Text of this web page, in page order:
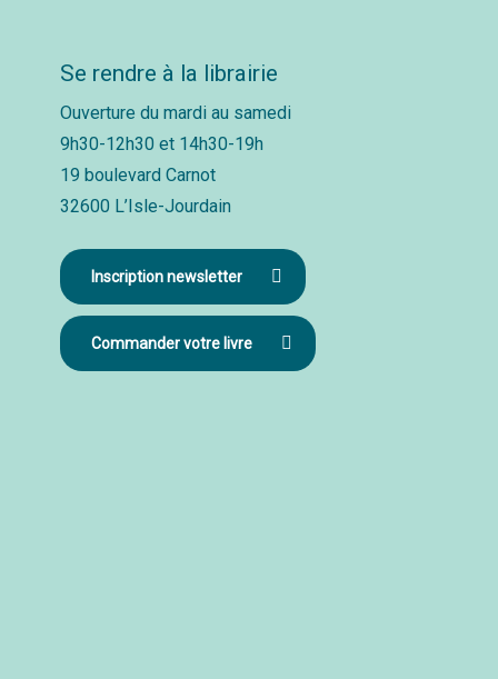
Se rendre à la librairie
Ouverture du mardi au samedi
9h30-12h30 et 14h30-19h
19 boulevard Carnot
32600 L’Isle-Jourdain
Inscription newsletter
Commander votre livre